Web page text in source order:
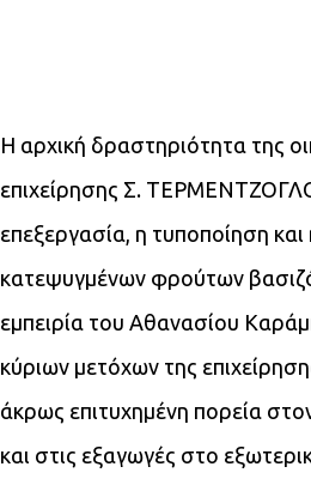
Η αρχική δραστηριότητα της
επιχείρησης Σ.
επεξεργασία, η τυποποίηση
κατεψυγμένων φρούτων
εμπειρία του Αθανασίου
κύριων μετόχων της
άκρως επιτυχημένη πορεία
και στις εξαγωγές στο